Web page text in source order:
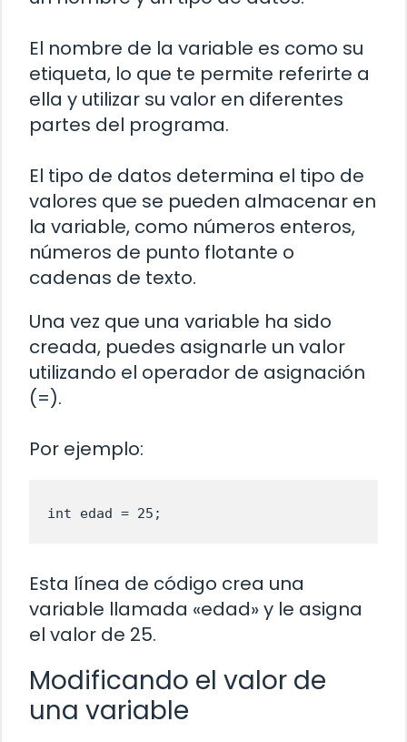
El nombre de la variable es como su
etiqueta, lo que te permite referirte a
ella y utilizar su valor en diferentes
partes del programa.
El tipo de datos determina el tipo de
valores que se pueden almacenar en
la variable, como números enteros,
números de punto flotante o
cadenas de texto.
Una vez que una variable ha sido
creada, puedes asignarle un valor
utilizando el operador de asignación
(=).
Por ejemplo:
int edad = 25;
Esta línea de código crea una
variable llamada «edad» y le asigna
el valor de 25.
Modificando el valor de
una variable